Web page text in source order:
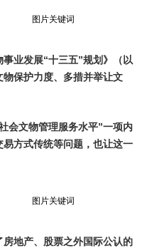
业发展“十三五”规划》（以
保护力度、多措并举让文
会文物管理服务水平”一项内
方式传统等问题，也让这一
地产、股票之外国际公认的